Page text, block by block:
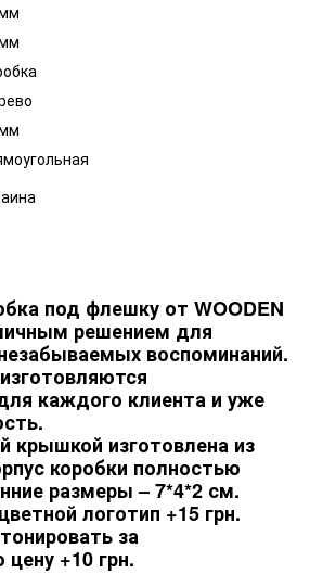
под флешку от WOODEN
решением для
воспоминаний.
каждого клиента и уже
крышкой изготовлена ​​из
коробки полностью
размеры – 7*4*2 см.
логотип +15 грн.
за
+10 грн.